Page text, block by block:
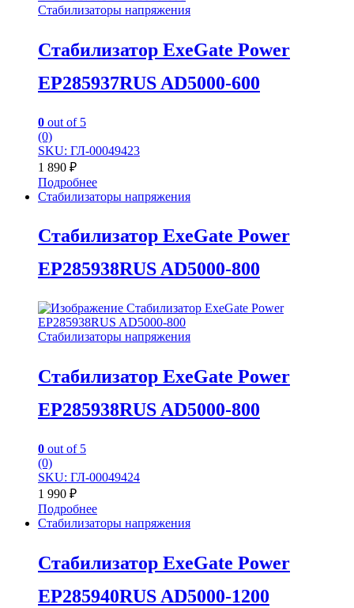
Стабилизаторы напряжения
Стабилизатор ExeGate Power
EP285937RUS AD5000-600
0 out of 5
(0)
SKU: ГЛ-00049423
1 890 ₽
Подробнее
Стабилизаторы напряжения
Стабилизатор ExeGate Power
EP285938RUS AD5000-800
Стабилизаторы напряжения
Стабилизатор ExeGate Power
EP285938RUS AD5000-800
0 out of 5
(0)
SKU: ГЛ-00049424
1 990 ₽
Подробнее
Стабилизаторы напряжения
Стабилизатор ExeGate Power
EP285940RUS AD5000-1200